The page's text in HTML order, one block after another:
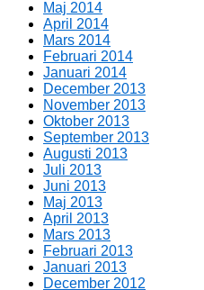
Maj 2014
April 2014
Mars 2014
Februari 2014
Januari 2014
December 2013
November 2013
Oktober 2013
September 2013
Augusti 2013
Juli 2013
Juni 2013
Maj 2013
April 2013
Mars 2013
Februari 2013
Januari 2013
December 2012